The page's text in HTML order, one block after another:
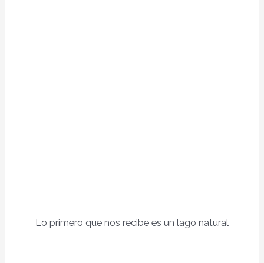
Lo primero que nos recibe es un lago natural